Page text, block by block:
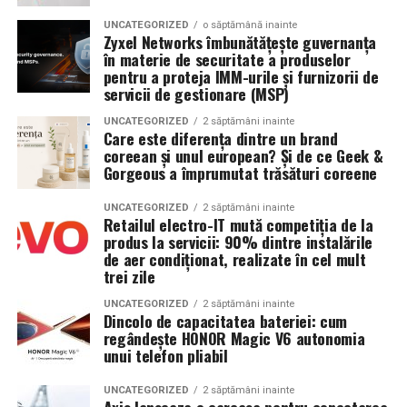
Reducerea contaminării cu lichidul toxic din
endometriom
Îmbunătățirea mediului folicular
Argumente împotriva chistectomiei preoperatorii:
Chistectomia reduce rezerva ovariană — risc real,
mai ales pentru endometrioame bilaterale sau
recurente
Beneficiul asupra ratelor de sarcină la FIV nu este
demonstrat consistent în studii
Decizia se ia individualizat
ginecologul chirurg și specialistul FIV, luând în
considerare: dimensiunea endometriomului, rezerva
ovariană curentă, istoricul de operații ovariene
anterioare și numărul de cicluri FIV planificate.
Dimensiune container transport:3 × 2,5
metri
Lungime panouri desfășurate:
liniari
Conectică: priză 220 V monofazic, priză
380 V trifazic, priză încărcare auto electric
Climatizare:aer condiționat integrat pentru
menținerea bateriilor la temperatură optimă
Mobilitate:
pe teren accidentat
beneficiarului. La cerere, modelul poate fi extins cu prize
UNCATEGORIZED o săptămână inainte
Zyxel Networks îmbunătățește guvernanța
în materie de securitate a produselor
pentru a proteja IMM-urile și furnizorii de
servicii de gestionare (MSP)
UNCATEGORIZED 2 săptămâni inainte
Care este diferența dintre un brand
coreean și unul european? Și de ce Geek &
Gorgeous a împrumutat trăsături coreene
UNCATEGORIZED 2 săptămâni inainte
Retailul electro-IT mută competiția de la
produs la servicii: 90% dintre instalările
de aer condiționat, realizate în cel mult
trei zile
UNCATEGORIZED 2 săptămâni inainte
Dincolo de capacitatea bateriei: cum
regândește HONOR Magic V6 autonomia
unui telefon pliabil
UNCATEGORIZED 2 săptămâni inainte